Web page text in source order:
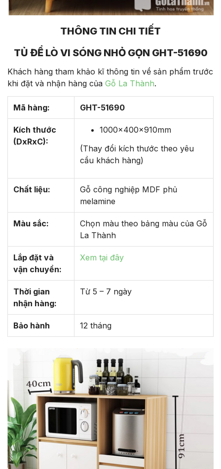
THÔNG TIN CHI TIẾT
TỦ ĐỂ LÒ VI SÓNG NHỎ GỌN GHT-51690
Khách hàng tham khảo kĩ thông tin về sản phẩm trước
khi đặt và nhận hàng của Gỗ La Thành.
Mã hàng: GHT-51690
Kích thước
(DxRxC):
1000x400x910mm
(Thay đổi kích thước theo yêu
cầu khách hàng)
Chất liệu:
Gỗ công nghiệp MDF phủ
melamine
Màu sắc:
Chọn màu theo bảng màu của Gỗ
La Thành
Lắp đặt và
vận chuyển:
Xem tại đây
Thời gian
nhận hàng:
Từ 5 – 7 ngày
Bảo hành 12 tháng